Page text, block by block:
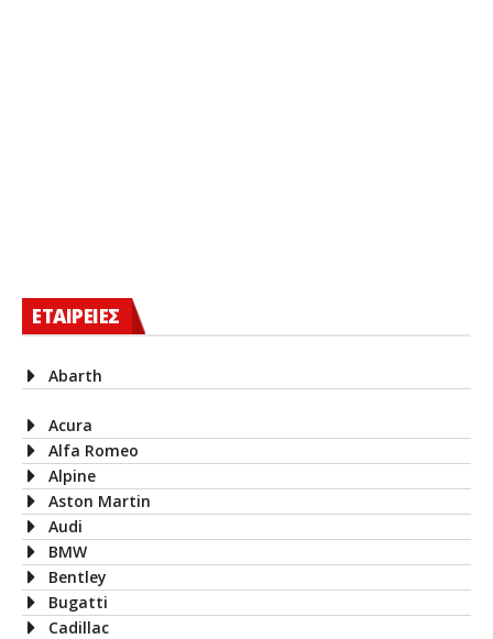
ΕΤΑΙΡΕΙΕΣ
Abarth
Acura
Alfa Romeo
Alpine
Aston Martin
Audi
BMW
Bentley
Bugatti
Cadillac